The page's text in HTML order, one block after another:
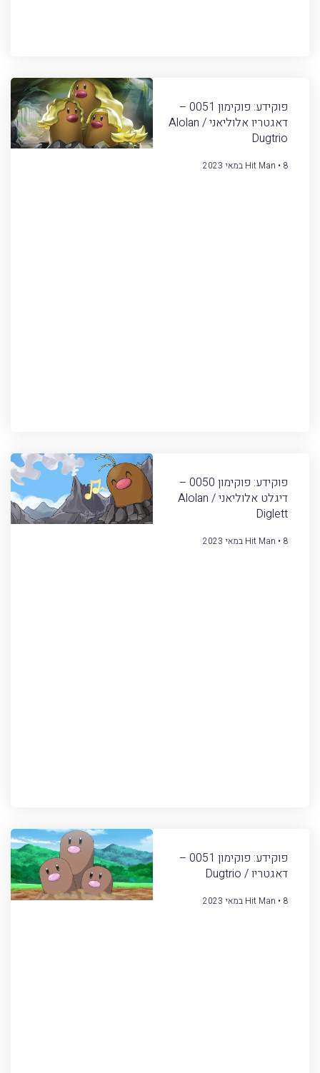
פוקידע: פוקימון 0051 –
דאגטריו אלוליאני / Alolan
Dugtrio
Hit Man 8 במאי 2023
פוקידע: פוקימון 0050 –
דיגלט אלוליאני / Alolan
Diglett
Hit Man 8 במאי 2023
פוקידע: פוקימון 0051 –
דאגטריו / Dugtrio
Hit Man 8 במאי 2023